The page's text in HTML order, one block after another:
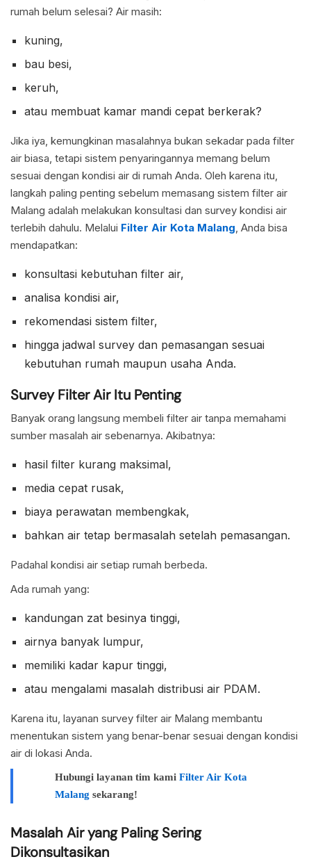
rumah belum selesai? Air masih:
kuning,
bau besi,
keruh,
atau membuat kamar mandi cepat berkerak?
Jika iya, kemungkinan masalahnya bukan sekadar pada filter
air biasa, tetapi sistem penyaringannya memang belum
sesuai dengan kondisi air di rumah Anda. Oleh karena itu,
langkah paling penting sebelum memasang sistem filter air
Malang adalah melakukan konsultasi dan survey kondisi air
terlebih dahulu. Melalui Filter Air Kota Malang, Anda bisa
mendapatkan:
konsultasi kebutuhan filter air,
analisa kondisi air,
rekomendasi sistem filter,
hingga jadwal survey dan pemasangan sesuai
kebutuhan rumah maupun usaha Anda.
Survey Filter Air Itu Penting
Banyak orang langsung membeli filter air tanpa memahami
sumber masalah air sebenarnya. Akibatnya:
hasil filter kurang maksimal,
media cepat rusak,
biaya perawatan membengkak,
bahkan air tetap bermasalah setelah pemasangan.
Padahal kondisi air setiap rumah berbeda.
Ada rumah yang:
kandungan zat besinya tinggi,
airnya banyak lumpur,
memiliki kadar kapur tinggi,
atau mengalami masalah distribusi air PDAM.
Karena itu, layanan survey filter air Malang membantu
menentukan sistem yang benar-benar sesuai dengan kondisi
air di lokasi Anda.
Hubungi layanan tim kami Filter Air Kota
Malang sekarang!
Masalah Air yang Paling Sering
Dikonsultasikan